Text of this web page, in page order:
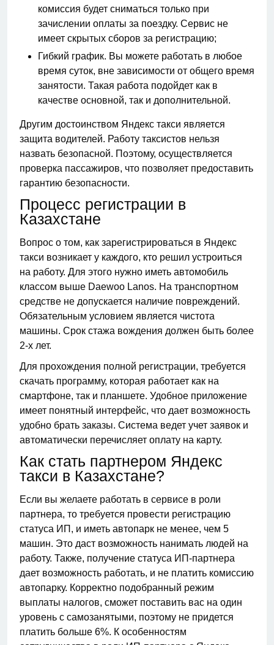
комиссия будет сниматься только при
зачислении оплаты за поездку. Сервис не
имеет скрытых сборов за регистрацию;
Гибкий график. Вы можете работать в любое
время суток, вне зависимости от общего время
занятости. Такая работа подойдет как в
качестве основной, так и дополнительной.
Другим достоинством Яндекс такси является
защита водителей. Работу таксистов нельзя
назвать безопасной. Поэтому, осуществляется
проверка пассажиров, что позволяет предоставить
гарантию безопасности.
Процесс регистрации в
Казахстане
Вопрос о том, как зарегистрироваться в Яндекс
такси возникает у каждого, кто решил устроиться
на работу. Для этого нужно иметь автомобиль
классом выше Daewoo Lanos. На транспортном
средстве не допускается наличие повреждений.
Обязательным условием является чистота
машины. Срок стажа вождения должен быть более
2-х лет.
Для прохождения полной регистрации, требуется
скачать программу, которая работает как на
смартфоне, так и планшете. Удобное приложение
имеет понятный интерфейс, что дает возможность
удобно брать заказы. Система ведет учет заявок и
автоматически перечисляет оплату на карту.
Как стать партнером Яндекс
такси в Казахстане?
Если вы желаете работать в сервисе в роли
партнера, то требуется провести регистрацию
статуса ИП, и иметь автопарк не менее, чем 5
машин. Это даст возможность нанимать людей на
работу. Также, получение статуса ИП-партнера
дает возможность работать, и не платить комиссию
автопарку. Корректно подобранный режим
выплаты налогов, сможет поставить вас на один
уровень с самозанятыми, поэтому не придется
платить больше 6%. К особенностям